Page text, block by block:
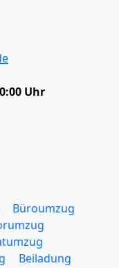
Uhr
Büroumzug
Beiladung